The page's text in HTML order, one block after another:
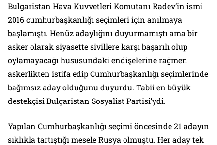
Bulgaristan Hava Kuvvetleri Komutanı Radev’in ismi
2016 cumhurbaşkanlığı seçimleri için anılmaya
başlamıştı. Henüz adaylığını duyurmamıştı ama bir
asker olarak siyasette sivillere karşı başarılı olup
oylamayacağı hususundaki endişelerine rağmen
askerlikten istifa edip Cumhurbaşkanlığı seçimlerinde
bağımsız aday olduğunu duyurdu. Tabii en büyük
destekçisi Bulgaristan Sosyalist Partisi’ydi.
Yapılan Cumhurbaşkanlığı seçimi öncesinde 21 adayın
sıklıkla tartıştığı mesele Rusya olmuştu. Her aday tek